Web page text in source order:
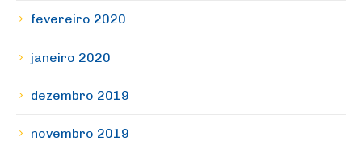
fevereiro 2020
janeiro 2020
dezembro 2019
novembro 2019